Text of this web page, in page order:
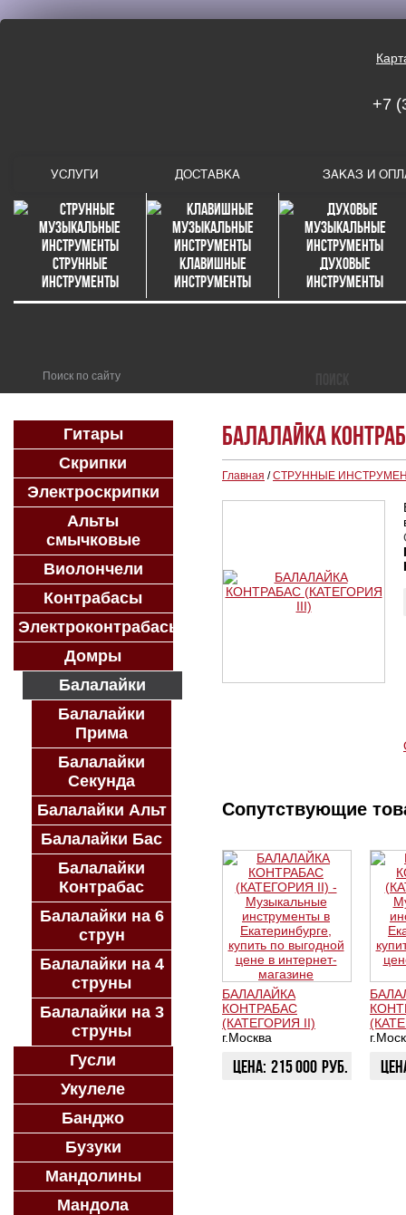
+7
УСЛУГИ ДОСТАВКА ЗАКАЗ И
Струнные
инструменты
Клавишные
инструменты
Духовые
инструменты
БАЛАЛАЙКА
Главная /СТРУННЫЕ
Сопутствующие
БАЛАЛАЙКА
КОНТРАБАС
(КАТЕГОРИЯ II)
г.Москва
Цена: 215 000 руб.
Гитары
Скрипки
Электроскрипки
Альты
смычковые
Виолончели
Контрабасы
Электроконтрабасы
Домры
Балалайки
Балалайки
Прима
Балалайки
Секунда
Балалайки Альт
Балалайки Бас
Балалайки
Контрабас
Балалайки на 6
струн
Балалайки на 4
струны
Балалайки на 3
струны
Гусли
Укулеле
Банджо
Бузуки
Мандолины
Мандола